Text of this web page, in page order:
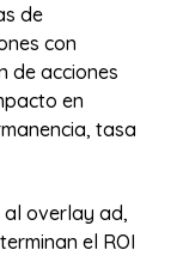
de
con
de acciones
en
tasa
al overlay ad,
el ROI